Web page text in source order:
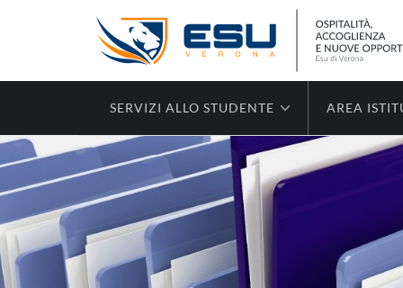
SERVIZI ALLO STUDENTE AREA